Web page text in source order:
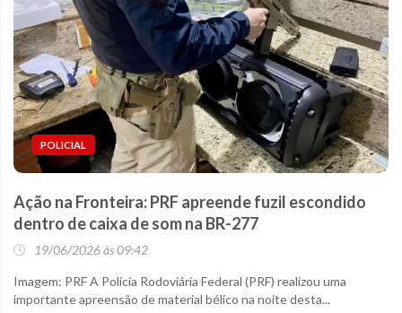
POLICIAL
Ação na Fronteira: PRF apreende fuzil escondido
dentro de caixa de som na BR-277
19/06/2026 às 09:42
Imagem: PRF A Polícia Rodoviária Federal (PRF) realizou uma
importante apreensão de material bélico na noite desta...